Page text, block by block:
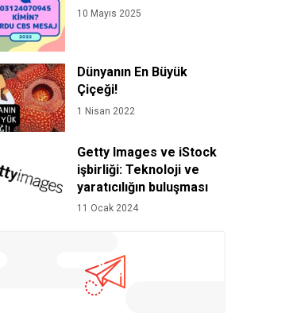
10 Mayıs 2025
Dünyanın En Büyük
Çiçeği!
1 Nisan 2022
Getty Images ve iStock
işbirliği: Teknoloji ve
yaratıcılığın buluşması
11 Ocak 2024